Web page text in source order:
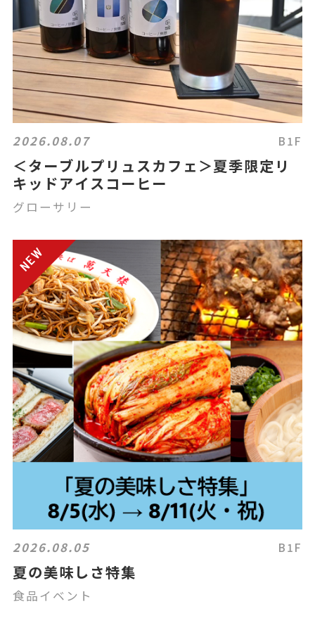
2026.08.07 B1F
＜ターブルプリュスカフェ＞夏季限定リ
キッドアイスコーヒー
グローサリー
2026.08.05 B1F
夏の美味しさ特集
食品イベント